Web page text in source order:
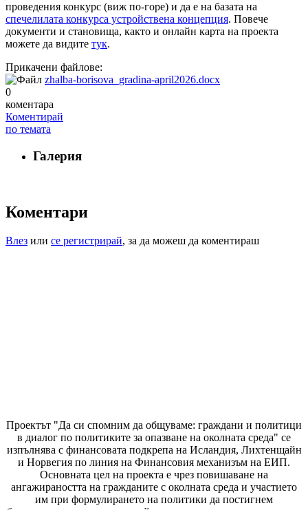
проведения конкурс (виж по-горе) и да е на базата на
спечелилата конкурса устройствена концепция. Повече
документи и становища, както и онлайн карта на проекта
можете да видите тук.
Прикачени файлове:
zhalba-borisova_gradina-april2026.docx
0
коментара
Коментирай
по темата
Галерия
Коментари
Влез или се регистрирай, за да можеш да коментираш
Проектът "Да си спомним да общуваме: граждани и политици
в диалог по политиките за опазване на околната среда" се
изпълнява с финансовата подкрепа на Исландия, Лихтенщайн
и Норвегия по линия на Финансовия механизъм на ЕИП.
Основната цел на проекта е чрез повишаване на
ангажираността на гражданите с околната среда и участието
им при формулирането на политики да постигнем